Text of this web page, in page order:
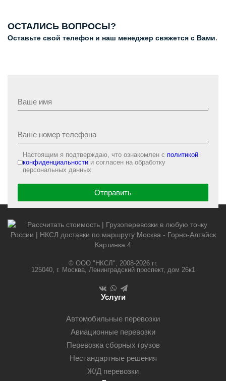
ОСТАЛИСЬ ВОПРОСЫ?
Оставьте свой телефон и наш менеджер свяжется с Вами.
Настоящим я подтверждаю, что ознакомлен с политикой
конфиденциальностии согласен на обработку
персональных данных
© ООО "НКСЛ", 2008-2026 гг.
125040, г. Москва, Ленинградский проспект, дом 26к1
Услуги
Автомобильные перевозки
Авиационные перевозки
Перевозка сборных грузов
Нестандартные решения
Ж/Д перевозки